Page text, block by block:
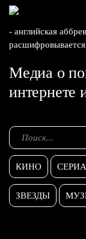
- английская
расшифровывается
Медиа о
интернете
КИНО
ЗВЕЗДЫ